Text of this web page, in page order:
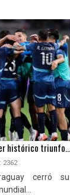
histórico triunfo...
2362
cerró